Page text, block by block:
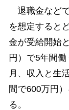
退職金など
を想定すると
金が受給開始
円）で5年間
月、収入と生
間で600万円
る。